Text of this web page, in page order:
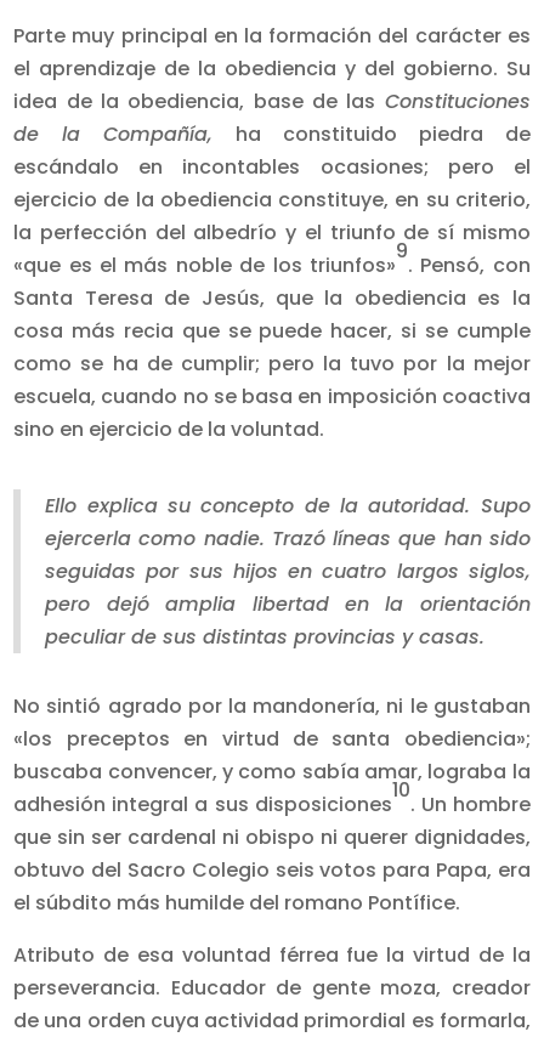
Parte muy principal en la formación del carácter es
el aprendizaje de la obediencia y del gobierno. Su
idea de la obediencia, base de las Constituciones
de la Compañía, ha constituido piedra de
escándalo en incontables ocasiones; pero el
ejercicio de la obediencia constituye, en su criterio,
la perfección del albedrío y el triunfo de sí mismo
«que es el más noble de los triunfos»
9
. Pensó, con
Santa Teresa de Jesús, que la obediencia es la
cosa más recia que se puede hacer, si se cumple
como se ha de cumplir; pero la tuvo por la mejor
escuela, cuando no se basa en imposición coactiva
sino en ejercicio de la voluntad.
Ello explica su concepto de la autoridad. Supo
ejercerla como nadie. Trazó líneas que han sido
seguidas por sus hijos en cuatro largos siglos,
pero dejó amplia libertad en la orientación
peculiar de sus distintas provincias y casas.
No sintió agrado por la mandonería, ni le gustaban
«los preceptos en virtud de santa obediencia»;
buscaba convencer, y como sabía amar, lograba la
adhesión integral a sus disposiciones
10
. Un hombre
que sin ser cardenal ni obispo ni querer dignidades,
obtuvo del Sacro Colegio seis votos para Papa, era
el súbdito más humilde del romano Pontífice.
Atributo de esa voluntad férrea fue la virtud de la
perseverancia. Educador de gente moza, creador
de una orden cuya actividad primordial es formarla,